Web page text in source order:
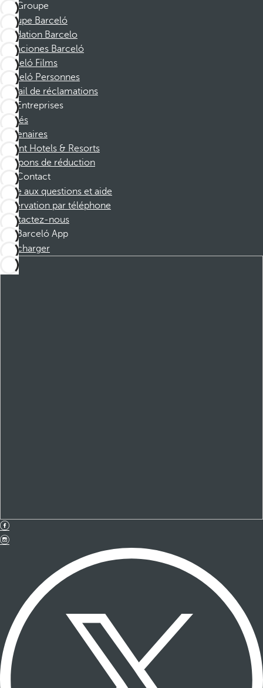
Groupe
Groupe Barceló
Fondation Barcelo
Vacaciones Barceló
Barceló Films
Barceló Personnes
Portail de réclamations
Entreprises
Affiliés
Partenaires
Dorint Hotels & Resorts
Coupons de réduction
Contact
Foire aux questions et aide
Réservation par téléphone
Contactez-nous
Barceló App
Télécharger